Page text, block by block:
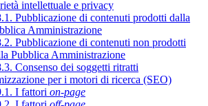
intellettuale e privacy
Pubblicazione di contenuti prodotti dalla
Amministrazione
Pubblicazione di contenuti non prodotti
Pubblica Amministrazione
Consenso dei soggetti ritratti
per i motori di ricerca (SEO)
I fattori on-page